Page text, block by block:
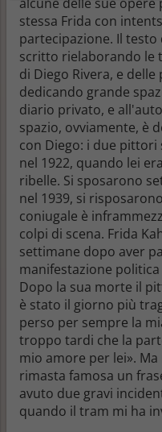
stessa Frida con
partecipazione. Il
scritto rielaborando le
di Diego Rivera, e
dedicando grande
diario privato, e
spazio, ovviamente, è
con Diego: i due
nel 1922, quando lei
ribelle. Si sposarono
nel 1939, si
coniugale è
colpi di scena. Frida
settimane dopo aver
manifestazione
Dopo la sua morte il
è stato il giorno più
perso per sempre la
troppo tardi che la
mio amore per lei».
rimasta famosa un
avuto due gravi
quando il tram mi ha